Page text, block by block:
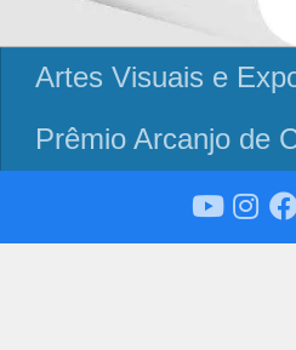
Artes Visuais e
Prêmio Arcanjo de